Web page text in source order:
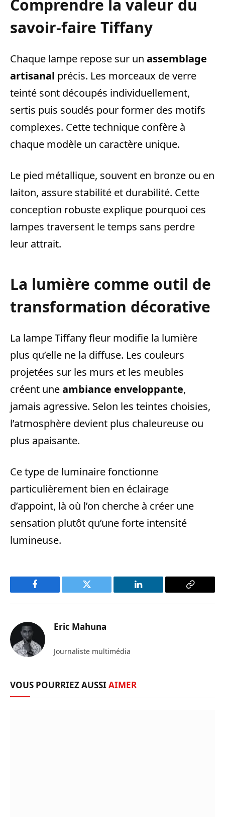
Comprendre la valeur du
savoir-faire Tiffany
Chaque lampe repose sur un assemblage
artisanal précis. Les morceaux de verre
teinté sont découpés individuellement,
sertis puis soudés pour former des motifs
complexes. Cette technique confère à
chaque modèle un caractère unique.
Le pied métallique, souvent en bronze ou en
laiton, assure stabilité et durabilité. Cette
conception robuste explique pourquoi ces
lampes traversent le temps sans perdre
leur attrait.
La lumière comme outil de
transformation décorative
La lampe Tiffany fleur modifie la lumière
plus qu’elle ne la diffuse. Les couleurs
projetées sur les murs et les meubles
créent uneambiance enveloppante,
jamais agressive. Selon les teintes choisies,
l’atmosphère devient plus chaleureuse ou
plus apaisante.
Ce type de luminaire fonctionne
particulièrement bien en éclairage
d’appoint, là où l’on cherche à créer une
sensation plutôt qu’une forte intensité
lumineuse.
Facebook Twitter LinkedIn
Copy
Eric Mahuna
Journaliste multimédia
VOUS POURRIEZ AUSSI AIMER